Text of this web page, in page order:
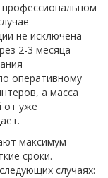
не исключена
2-3 месяца
оперативному
а масса
от уже
максимум
сроки.
случаях: